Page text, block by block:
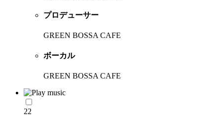
プロデューサー
GREEN BOSSA CAFE
ボーカル
GREEN BOSSA CAFE
22